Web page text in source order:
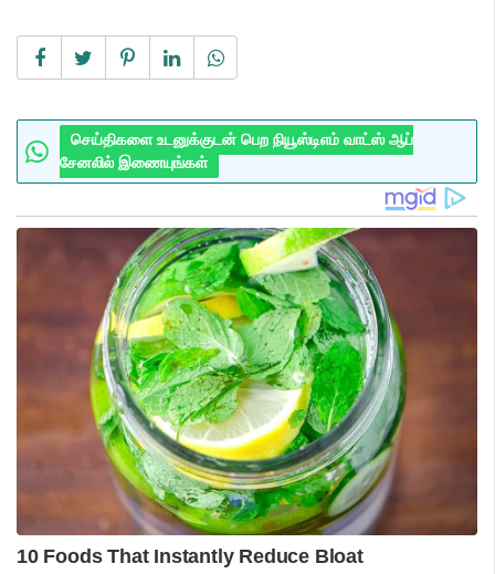
செய்திகளை உடனுக்குடன் பெற நியூஸ்டிஎம் வாட்ஸ் ஆப்
சேனலில் இணையுங்கள்